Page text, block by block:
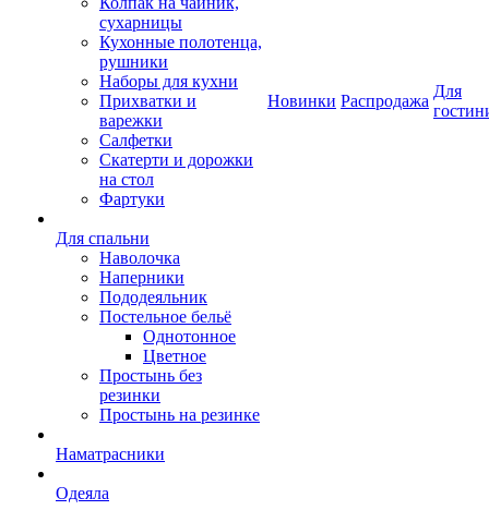
сухарницы
Кухонные полотенца,
рушники
Наборы для кухни
Прихватки и
варежки
Салфетки
Скатерти и дорожки
на стол
Фартуки
Для спальни
Наволочка
Наперники
Пододеяльник
Постельное бельё
Однотонное
Цветное
Простынь без
резинки
Простынь на резинке
Наматрасники
Одеяла
Новинки Распродажа
Для